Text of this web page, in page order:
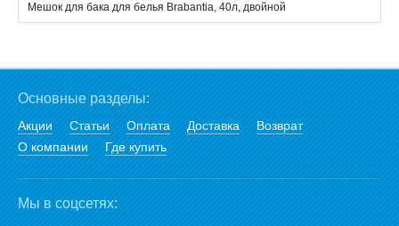
Мешок для бака для белья Brabantia, 40л, двойной
Основные разделы:
Акции Статьи Оплата Доставка
Возврат
О компании
Где купить
Мы в соцсетях: